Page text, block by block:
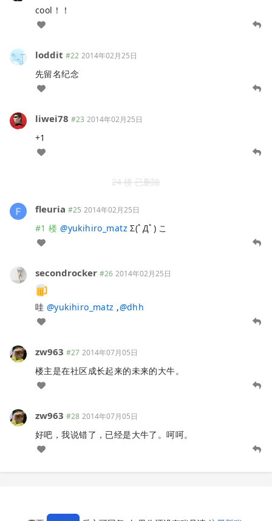
cool！！
loddit #22 2014年02月25日
先留名纪念
liwei78 #23 2014年02月25日
+1
24 楼 已删除
fleuria #25 2014年02月25日
#1 楼 @yukihiro_matz Σ(ﾟДﾟ) こ
secondrocker #26 2014年02月25日
哇 @yukihiro_matz ,@dhh
zw963 #27 2014年07月05日
楼主是在社区成长起来的未来的大牛。
zw963 #28 2014年07月05日
好吧，我说错了，已经是大牛了。呵呵。